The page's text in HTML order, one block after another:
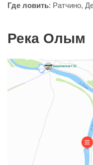
Где ловить: Ратчино,
Река Олым